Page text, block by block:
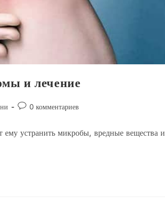
и лечение
Комментарии
0 комментариев
ему устранить микробы, вредные вещества и